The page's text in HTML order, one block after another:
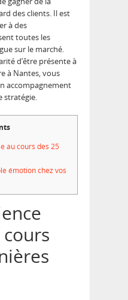
des clients. Il est
à des
toutes les
sur le marché.
d’être présente à
à Nantes, vous
accompagnement
stratégie.
au cours des 25
émotion chez vos